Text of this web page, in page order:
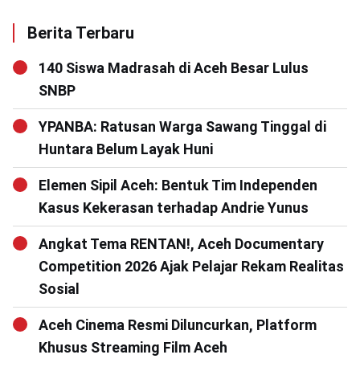
Berita Terbaru
140 Siswa Madrasah di Aceh Besar Lulus
SNBP
YPANBA: Ratusan Warga Sawang Tinggal di
Huntara Belum Layak Huni
Elemen Sipil Aceh: Bentuk Tim Independen
Kasus Kekerasan terhadap Andrie Yunus
Angkat Tema RENTAN!, Aceh Documentary
Competition 2026 Ajak Pelajar Rekam Realitas
Sosial
Aceh Cinema Resmi Diluncurkan, Platform
Khusus Streaming Film Aceh